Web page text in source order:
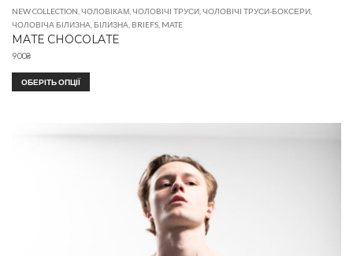
NEW COLLECTION,ЧОЛОВІКАМ,ЧОЛОВІЧІ ТРУСИ,ЧОЛОВІЧІ ТРУСИ-БОКСЕРИ,
ЧОЛОВІЧА БІЛИЗНА,БІЛИЗНА, BRIEFS, MATE
MATE CHOCOLATE
900₴
ОБЕРІТЬ ОПЦІЇ